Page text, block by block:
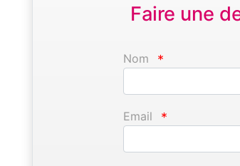
Faire une
Nom *
Email *